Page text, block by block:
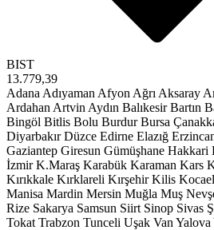
BIST
13.779,39
Adana Adıyaman Afyon Ağrı Aksaray
Ardahan Artvin Aydın Balıkesir Bartın
Bingöl Bitlis Bolu Burdur Bursa
Diyarbakır Düzce Edirne Elazığ
Gaziantep Giresun Gümüşhane Hakkari
İzmir K.Maraş Karabük Karaman Kars
Kırıkkale Kırklareli Kırşehir Kilis
Manisa Mardin Mersin Muğla Muş
Rize Sakarya Samsun Siirt Sinop Sivas
Tokat Trabzon Tunceli Uşak Van Yalova